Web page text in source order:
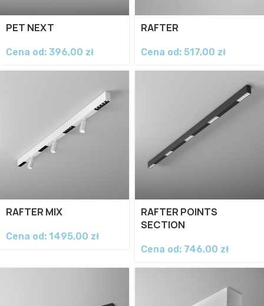
PET NEXT
Cena od: 396,00 zł
RAFTER
Cena od: 517,00 zł
RAFTER MIX
Cena od: 1495,00 zł
RAFTER POINTS
SECTION
Cena od: 746,00 zł